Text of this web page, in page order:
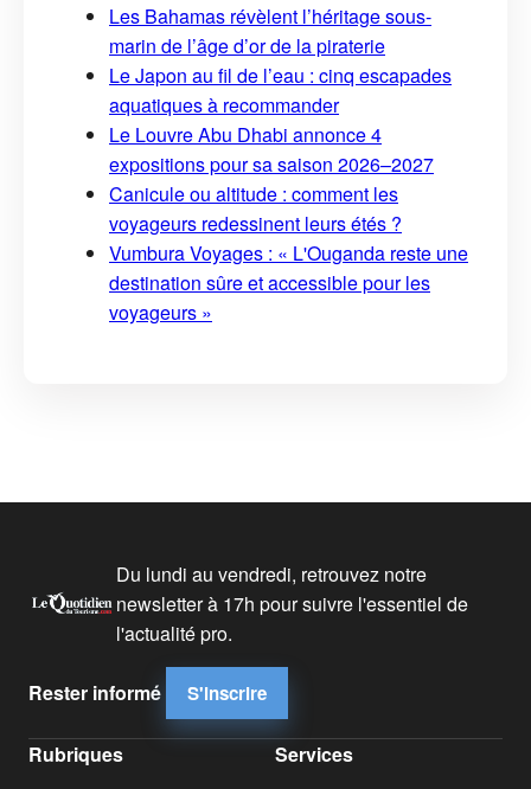
Les Bahamas révèlent l’héritage sous-
marin de l’âge d’or de la piraterie
Le Japon au fil de l’eau : cinq escapades
aquatiques à recommander
Le Louvre Abu Dhabi annonce 4
expositions pour sa saison 2026–2027
Canicule ou altitude : comment les
voyageurs redessinent leurs étés ?
Vumbura Voyages : « L'Ouganda reste une
destination sûre et accessible pour les
voyageurs »
Du lundi au vendredi, retrouvez notre
newsletter à 17h pour suivre l'essentiel de
l'actualité pro.
Rester informé S'inscrire
Rubriques Services